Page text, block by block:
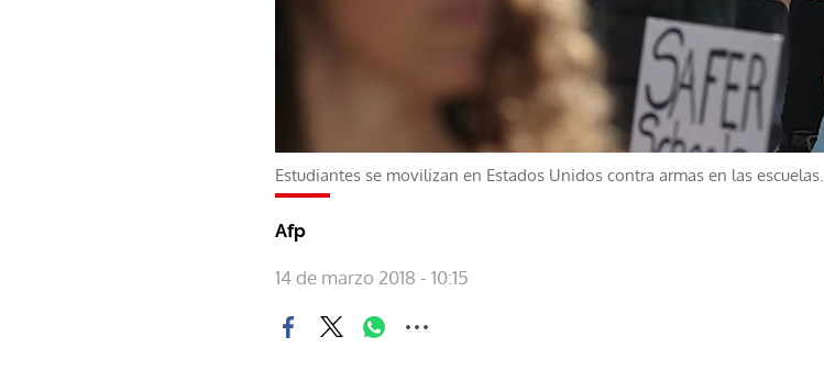
Estudiantes se movilizan en Estados Unidos contra armas en las
Afp
14 de marzo 2018 - 10:15